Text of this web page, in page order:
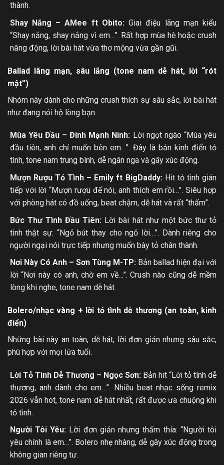
thành.
Shay Nắng – AMee ft Obito: Giai điệu lãng mạn kiểu
“Shay nắng, shay nắng vì em…”. Rất hợp mùa hè hoặc crush
năng động, lời bài hát vừa thơ mộng vừa gần gũi.
Ballad lãng mạn, sâu lắng (tone nam dễ hát, lời “rót
mật”)
Nhóm này dành cho những crush thích sự sâu sắc, lời bài hát
như đang nói hộ lòng bạn.
Mùa Yêu Đầu – Đinh Mạnh Ninh: Lời ngọt ngào “Mùa yêu
đầu tiên, anh chỉ muốn bên em…”. Đây là bản kinh điển tỏ
tình, tone nam trung bình, dễ ngân nga và gây xúc động.
Mượn Rượu Tỏ Tình – Emily ft BigDaddy:Hit tỏ tình gián
tiếp với lời “Mượn rượu để nói, anh thích em rồi…”. Siêu hợp
với phòng hát có đồ uống, beat chậm, dễ hát và rất “thấm”.
Bức Thư Tình Đầu Tiên: Lời bài hát như một bức thư tỏ
tình thật sự: “Ngỏ bút thay cho ngỏ lời…”. Dành riêng cho
người ngại nói trực tiếp nhưng muốn bày tỏ chân thành.
Nơi Này Có Anh – Sơn Tùng M-TP:Bản ballad hiện đại với
lời “Nơi này có anh, chờ em về…”. Crush nào cũng dễ mềm
lòng khi nghe, tone nam dễ hát.
Bolero/nhạc vàng + lời tỏ tình dễ thương (an toàn, kinh
điển)
Những bài này an toàn, dễ hát, lời đơn giản nhưng sâu sắc,
phù hợp với mọi lứa tuổi.
Lời Tỏ Tình Dễ Thương – Ngọc Sơn: Bản hit “Lời tỏ tình dễ
thương, anh dành cho em…”. Nhiều beat nhạc sống remix
2026 vẫn hot, tone nam dễ hát nhất, rất được ưa chuộng khi
tỏ tình.
Người Tôi Yêu: Lời đơn giản nhưng thấm thía: “Người tôi
yêu chính là em…”. Bolero nhẹ nhàng, dễ gây xúc động trong
không gian riêng tư.